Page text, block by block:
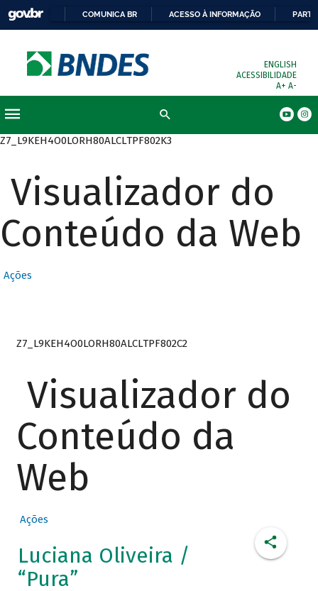
COMUNICA BR ACESSO À INFORMAÇÃO
ENGLISH
ACESSIBILIDADE
A+ A-
Z7_L9KEH4O0LORH80ALCLTPF802K3
Visualizador do
Conteúdo da Web
Ações
Z7_L9KEH4O0LORH80ALCLTPF802C2
Visualizador do
Conteúdo da
Web
Ações
Luciana Oliveira /
“Pura”